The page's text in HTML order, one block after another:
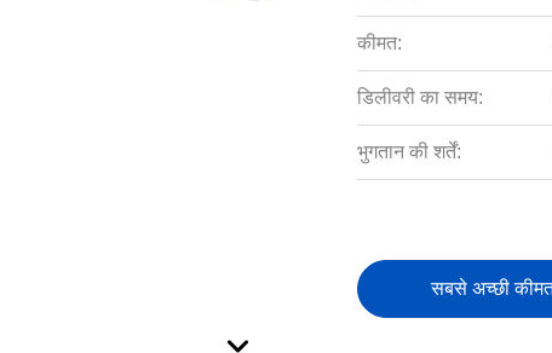
कीमत:
डिलीवरी का समय:
भुगतान की शर्तें:
सबसे अच्छी कीमत